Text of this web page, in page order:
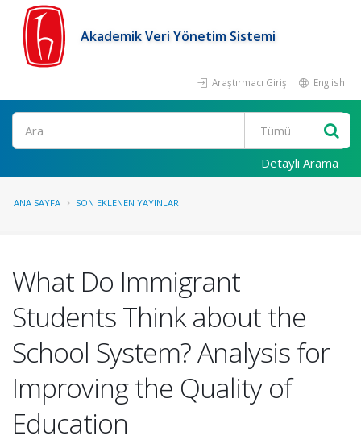
Akademik Veri Yönetim Sistemi
Araştırmacı Girişi English
Ara
Detaylı Arama
ANA SAYFA SON EKLENEN YAYINLAR
What Do Immigrant
Students Think about the
School System? Analysis for
Improving the Quality of
Education